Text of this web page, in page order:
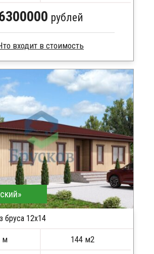
рублей
50х200 мм
гвозди
нагеля, джут
сваи 108 диаметр
бруса 12х14
м 144 м2